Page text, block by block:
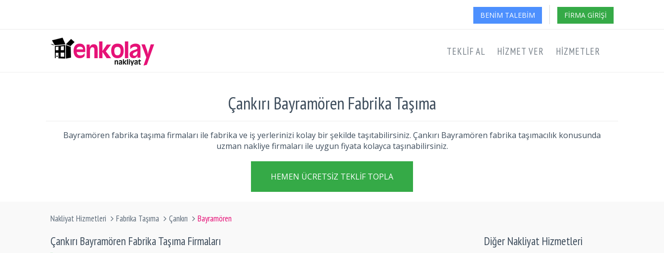
BENIM TALEBIM FIRMA GIRIŞI
TEKLIF AL HIZMET VER HIZMETLER
Çankırı Bayramören Fabrika Taşıma
Bayramören fabrika taşıma firmaları ile fabrika ve iş yerlerinizi kolay bir şekilde taşıtabilirsiniz. Çankırı Bayramören fabrika taşımacılık konusunda
uzman nakliye firmaları ile uygun fiyata kolayca taşınabilirsiniz.
HEMEN ÜCRETSIZ TEKLIF TOPLA
Nakliyat Hizmetleri Fabrika Taşıma Çankırı Bayramören
Çankırı Bayramören Fabrika Taşıma Firmaları Diğer Nakliyat Hizmetleri